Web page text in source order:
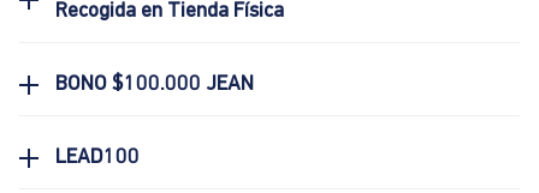
Recogida en Tienda Física
BONO $100.000 JEAN
LEAD100